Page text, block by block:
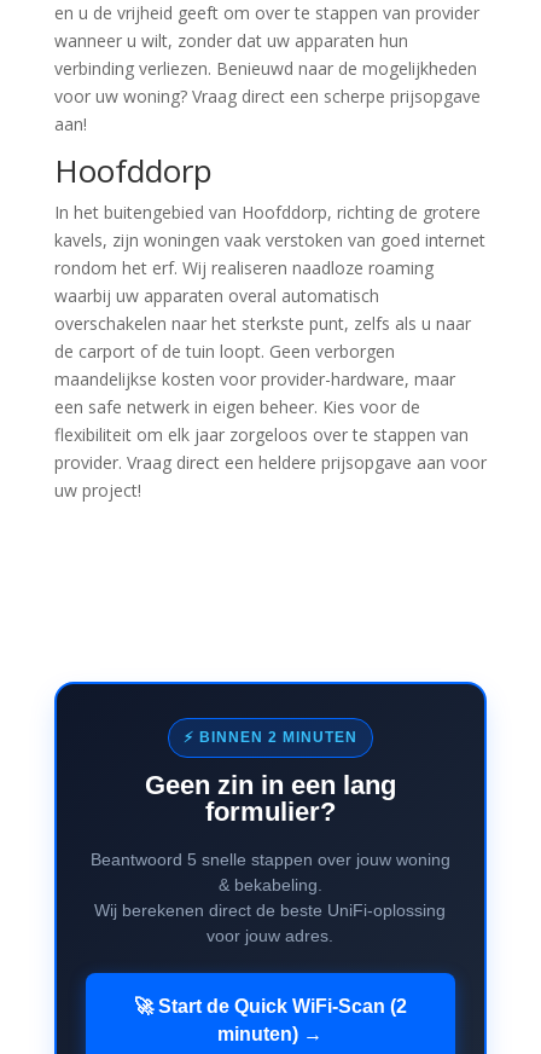
en u de vrijheid geeft om over te stappen van provider
wanneer u wilt, zonder dat uw apparaten hun
verbinding verliezen. Benieuwd naar de mogelijkheden
voor uw woning? Vraag direct een scherpe prijsopgave
aan!
Hoofddorp
In het buitengebied van Hoofddorp, richting de grotere
kavels, zijn woningen vaak verstoken van goed internet
rondom het erf. Wij realiseren naadloze roaming
waarbij uw apparaten overal automatisch
overschakelen naar het sterkste punt, zelfs als u naar
de carport of de tuin loopt. Geen verborgen
maandelijkse kosten voor provider-hardware, maar
een safe netwerk in eigen beheer. Kies voor de
flexibiliteit om elk jaar zorgeloos over te stappen van
provider. Vraag direct een heldere prijsopgave aan voor
uw project!
⚡ BINNEN 2 MINUTEN
Geen zin in een lang
formulier?
Beantwoord 5 snelle stappen over jouw woning
& bekabeling.
Wij berekenen direct de beste UniFi-oplossing
voor jouw adres.
🚀 Start de Quick WiFi-Scan (2
minuten) →